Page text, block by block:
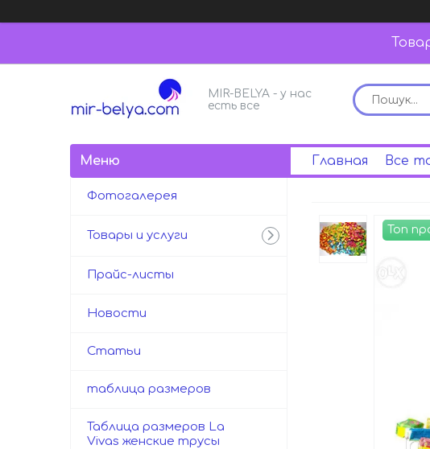
MIR-BELYA - у нас
есть все
Главная Все
Топ
Фотогалерея
Товары и услуги
Прайс-листы
Новости
Статьи
таблица размеров
Таблица размеров La
Vivas женские трусы